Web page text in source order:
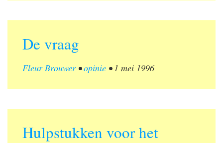
De vraag
Fleur Brouwer•opinie •1 mei 1996
Hulpstukken voor het